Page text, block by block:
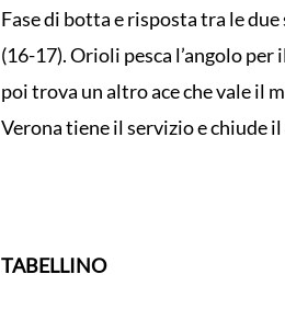
Fase di botta e risposta tra le
(16-17). Orioli pesca l’angolo
poi trova un altro ace che vale il
Verona tiene il servizio e chiude
TABELLINO